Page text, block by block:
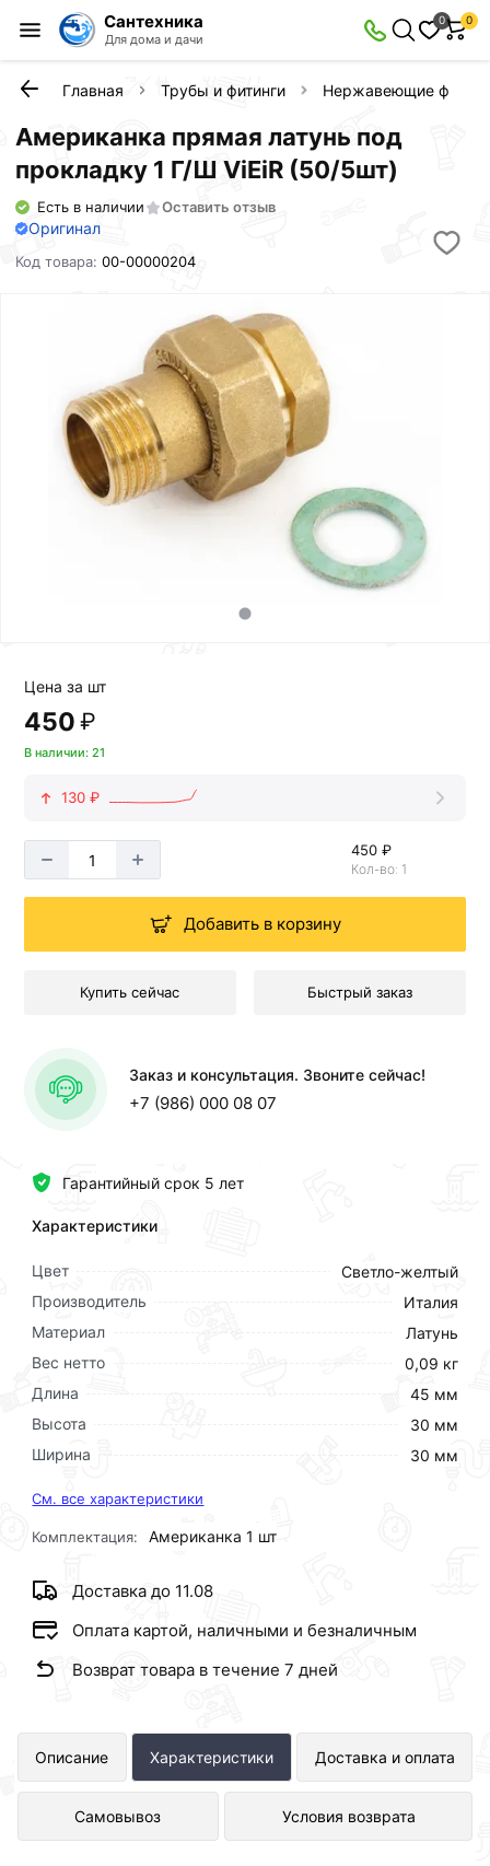
Сантехника
Для дома и дачи
0 0
Главная Трубы и фитинги Нержавеющие
Американка прямая латунь под
прокладку 1 Г/Ш ViEiR (50/5шт)
Есть в наличии Оставить отзыв
Оригинал
Код товара:00-00000204
Гарантийный срок 5 лет
Характеристики
Цвет
Светло-желтый
Производитель
Италия
Материал
Латунь
Вес нетто
0,09 кг
Длина
45 мм
Высота
30 мм
Ширина
30 мм
См. все характеристики
Комплектация: Американка 1 шт
Доставка до 11.08
Оплата картой, наличными и безналичным
Возврат товара в течение 7 дней
Цена за шт
450 ₽
В наличии: 21
130 ₽
450 ₽
Кол-во: 1
Добавить в корзину
Купить сейчас Быстрый заказ
Заказ и консультация. Звоните сейчас!
+7 (986) 000 08 07
Описание Характеристики Доставка и оплата
Самовывоз Условия возврата
Американка прямая латунь под
прокладку 1 Г/Ш ViEiR (50/5шт)
представлен в интернет-магазине